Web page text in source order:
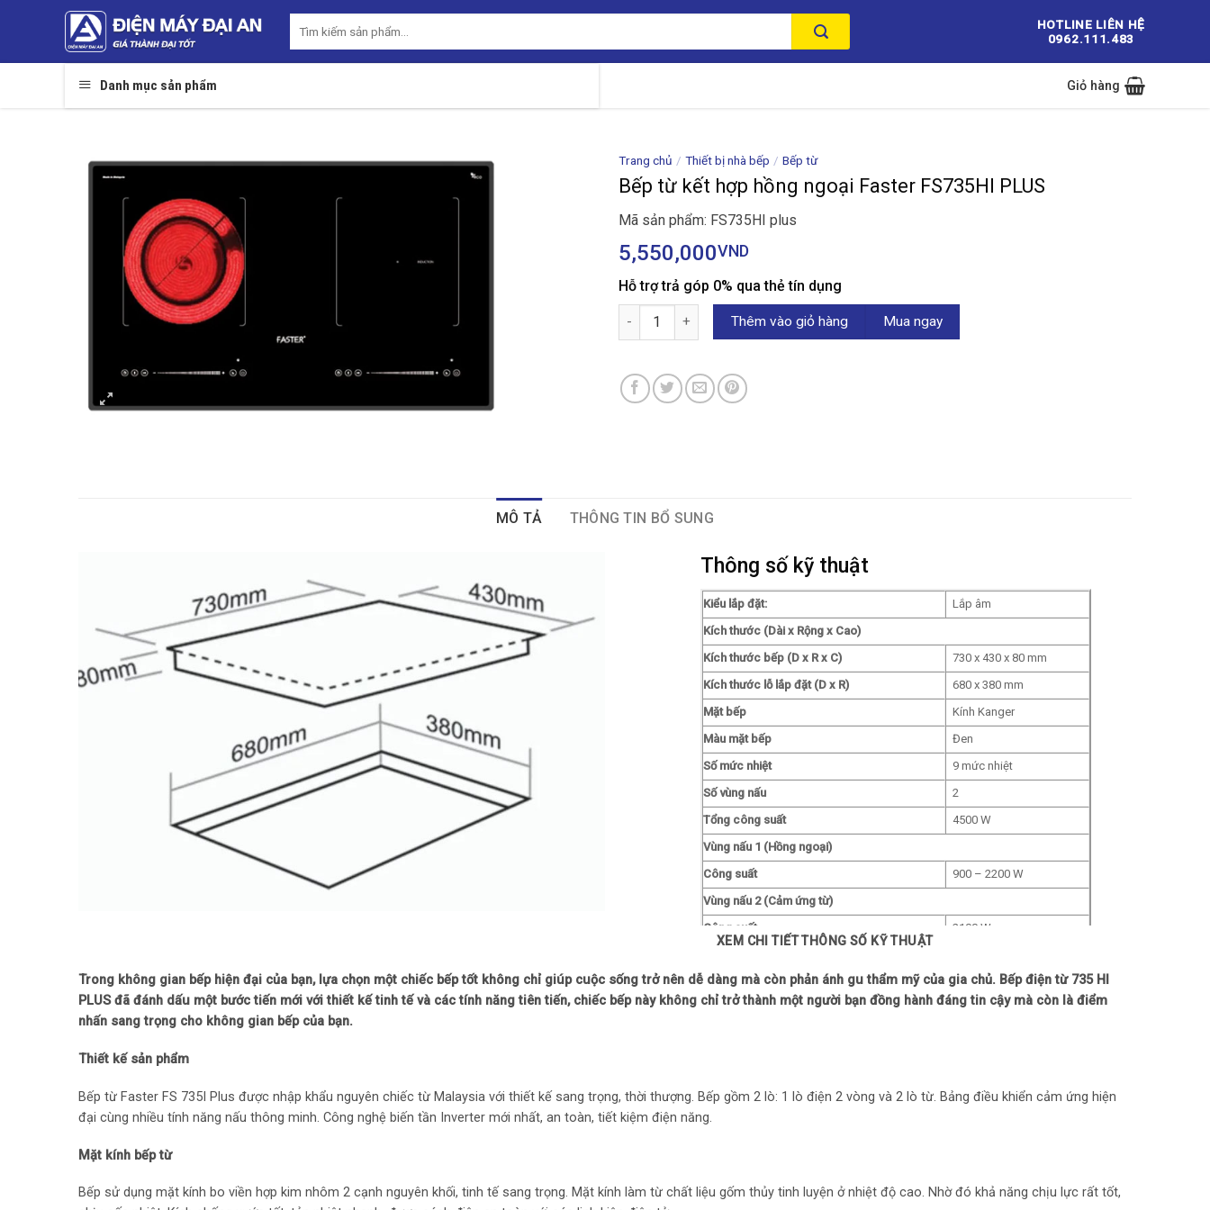
kiếm:
HOTLINE LIÊN HỆ
0962.111.483
Danh mục sản phẩm Giỏ hàng
Trang chủ / Thiết bị nhà bếp / Bếp từ
Bếp từ kết hợp hồng ngoại Faster FS735HI PLUS
Mã sản phẩm: FS735HI plus
5,550,000VND
Hỗ trợ trả góp 0% qua thẻ tín dụng
Bếp từ kết hợp hồng ngoại Faster FS735HI PLUS số lượng
Thêm vào giỏ hàng Mua ngay
MÔ TẢ THÔNG TIN BỔ SUNG
Thông số kỹ thuật
Kiểu lắp đặt:
Lắp âm
Kích thước (Dài x Rộng x Cao)
Kích thước bếp (D x R x C)
730 x 430 x 80 mm
Kích thước lỗ lắp đặt (D x R)
680 x 380 mm
Mặt bếp
Kính Kanger
Màu mặt bếp
Đen
Số mức nhiệt
9 mức nhiệt
Số vùng nấu
2
Tổng công suất
4500 W
Vùng nấu 1 (Hồng ngoại)
Công suất
900 – 2200 W
Vùng nấu 2 (Cảm ứng từ)
Công suất
2100 W
Số vùng nấu bật gia nhiệt nhanh cùng lúc
1
Bảng điều khiển
Màn hình hiển thị
Vị trí
Điện áp
220/240V
XEM CHI TIẾT THÔNG SỐ KỸ THUẬT
Trong không gian bếp hiện đại của bạn, lựa chọn một chiếc bếp tốt không chỉ giúp cuộc sống trở nên dễ dàng mà còn phản ánh gu thẩm mỹ của gia chủ. Bếp điện từ 735 HI
PLUS đã đánh dấu một bước tiến mới với thiết kế tinh tế và các tính năng tiên tiến, chiếc bếp này không chỉ trở thành một người bạn đồng hành đáng tin cậy mà còn là điểm
nhấn sang trọng cho không gian bếp của bạn.
Thiết kế sản phẩm
Bếp từ Faster FS 735I Plus được nhập khẩu nguyên chiếc từ Malaysia với thiết kế sang trọng, thời thượng. Bếp gồm 2 lò: 1 lò điện 2 vòng và 2 lò từ. Bảng điều khiển cảm ứng hiện
đại cùng nhiều tính năng nấu thông minh. Công nghệ biến tần Inverter mới nhất, an toàn, tiết kiệm điện năng.
Mặt kính bếp từ
Bếp sử dụng mặt kính bo viền hợp kim nhôm 2 cạnh nguyên khối, tinh tế sang trọng. Mặt kính làm từ chất liệu gốm thủy tinh luyện ở nhiệt độ cao. Nhờ đó khả năng chịu lực rất tốt,